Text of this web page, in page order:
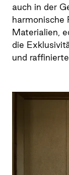
auch in der
harmonische
Materialien,
die
und